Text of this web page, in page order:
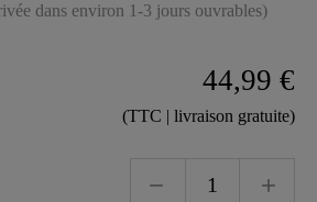
dans environ 1-3 jours ouvrables)
44,99 €
(TTC | livraison gratuite)